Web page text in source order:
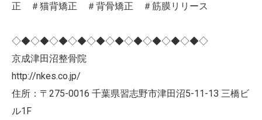
正 ＃猫背矯正 ＃背骨矯正 ＃筋膜リリース
◇◆◇◆◇◆◇◆◇◆◇◆◇◆◇◆◇◆◇◆◇
京成津田沼整骨院
http://nkes.co.jp/
住所：〒275-0016 千葉県習志野市津田沼5-11-13 三橋ビ
ル1F